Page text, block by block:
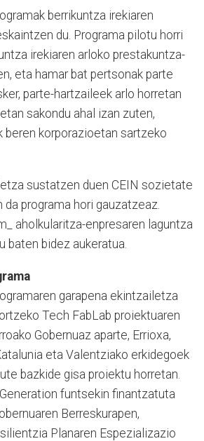
berrikuntza irekiaren
du. Programa pilotu horri
irekiaren arloko prestakuntza-
eta hamar bat pertsonak parte
parte-hartzaileek arlo horretan
sakondu ahal izan zuten,
beren korporazioetan sartzeko
sustatzen duen CEIN sozietate
programa hori gauzatzeaz.
aholkularitza-enpresaren laguntza
baten bidez aukeratua.
garapena ekintzailetza
Tech FabLab proiektuaren
Gobernuaz aparte, Errioxa,
eta Valentziako erkidegoek
bazkide gisa proiektu horretan.
funtsekin finantzatuta
Berreskurapen,
Planaren Espezializazio